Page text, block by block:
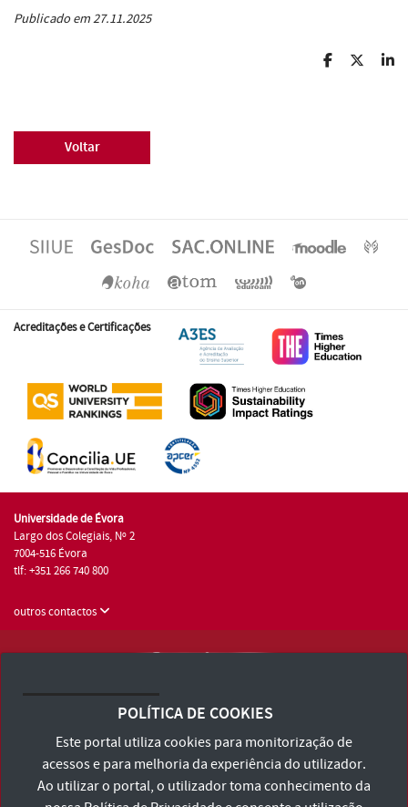
Publicado em 27.11.2025
Voltar
Acreditações e Certificações
Universidade de Évora
Largo dos Colegiais, Nº 2
7004-516 Évora
tlf: +351 266 740 800
outros contactos
Consulte os Termos e Condições e Política de Privacidade
Declaração de Acessibilidade
POLÍTICA DE COOKIES
Este portal utiliza cookies para monitorização de
acessos e para melhoria da experiência do utilizador.
Ao utilizar o portal, o utilizador toma conhecimento da